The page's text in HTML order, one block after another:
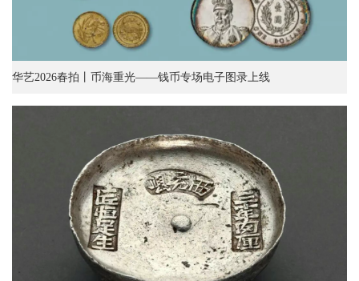
华艺2026春拍丨币海重光——钱币专场电子图录上线